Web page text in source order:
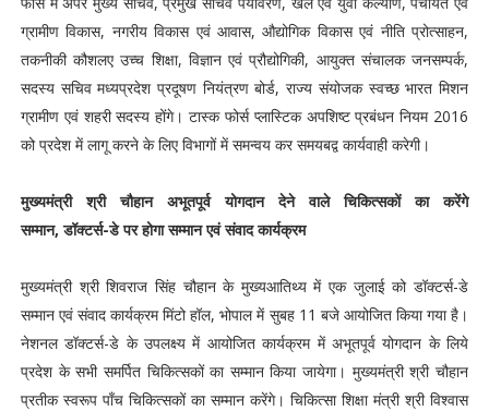
ग्रामीण विकास, नगरीय विकास एवं आवास, औद्योगिक विकास एवं नीति प्रोत्साहन,
तकनीकी कौशलए उच्च शिक्षा, विज्ञान एवं प्रौद्योगिकी, आयुक्त संचालक जनसम्पर्क,
सदस्य सचिव मध्यप्रदेश प्रदूषण नियंत्रण बोर्ड, राज्य संयोजक स्वच्छ भारत मिशन
ग्रामीण एवं शहरी सदस्य होंगे। टास्क फोर्स प्लास्टिक अपशिष्ट प्रबंधन नियम 2016
को प्रदेश में लागू करने के लिए विभागों में समन्वय कर समयबद्व कार्यवाही करेगी।
मुख्यमंत्री श्री चौहान अभूतपूर्व योगदान देने वाले चिकित्सकों का करेंगे
सम्मान,डॉक्टर्स-डे पर होगा सम्मान एवं संवाद कार्यक्रम
मुख्यमंत्री श्री शिवराज सिंह चौहान के मुख्यआतिथ्य में एक जुलाई को डॉक्टर्स-डे
सम्मान एवं संवाद कार्यक्रम मिंटो हॉल, भोपाल में सुबह 11 बजे आयोजित किया गया है।
नेशनल डॉक्टर्स-डे के उपलक्ष्य में आयोजित कार्यक्रम में अभूतपूर्व योगदान के लिये
प्रदेश के सभी समर्पित चिकित्सकों का सम्मान किया जायेगा। मुख्यमंत्री श्री चौहान
प्रतीक स्वरूप पाँच चिकित्सकों का सम्मान करेंगे। चिकित्सा शिक्षा मंत्री श्री विश्वास